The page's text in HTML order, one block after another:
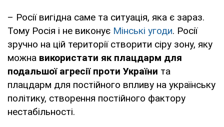
– Росії вигідна саме та ситуація, яка є зараз.
Тому Росія і не виконує Мінські угоди. Росії
зручно на цій території створити сіру зону, яку
можна використати як плацдарм для
подальшої агресії проти України та
плацдарм для постійного впливу на українську
політику, створення постійного фактору
нестабільності.